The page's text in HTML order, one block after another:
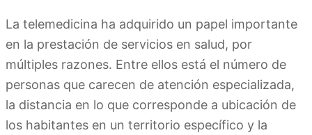
La telemedicina ha adquirido un papel importante
en la prestación de servicios en salud, por
múltiples razones. Entre ellos está el número de
personas que carecen de atención especializada,
la distancia en lo que corresponde a ubicación de
los habitantes en un territorio específico y la